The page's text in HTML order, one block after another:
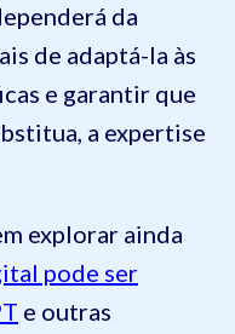
da
de adaptá-la às
e garantir que
a expertise
explorar ainda
pode ser
e outras